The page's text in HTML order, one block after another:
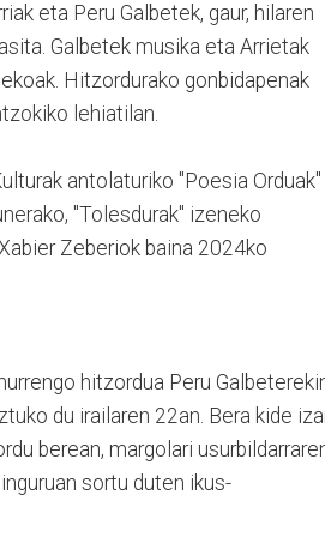
eta Peru Galbetek, gaur, hilaren
Galbetek musika eta Arrietak
Hitzordurako gonbidapenak
lehiatilan.
antolaturiko "Poesia Orduak"
"Tolesdurak" izeneko
Zeberiok baina 2024ko
hitzordua Peru
du irailaren 22an. Bera kide
berean, margolari
sortu duten ikus-